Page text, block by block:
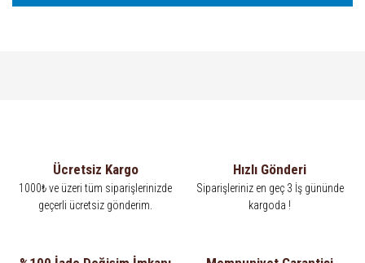
Ücretsiz Kargo
1000₺ ve üzeri tüm siparişlerinizde
geçerli ücretsiz gönderim.
Hızlı Gönderi
Siparişleriniz en geç 3 İş gününde
kargoda !